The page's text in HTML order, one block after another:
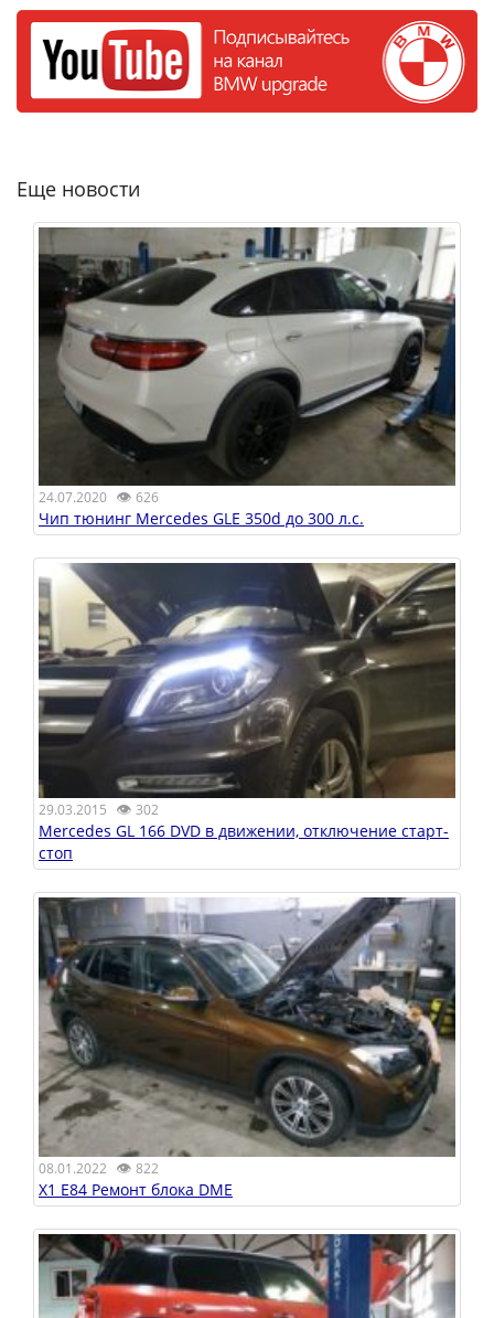
Еще новости
24.07.2020 👁 626
Чип тюнинг Mercedes GLE 350d до 300 л.с.
29.03.2015 👁 302
Mercedes GL 166 DVD в движении, отключение старт-
стоп
08.01.2022 👁 822
X1 E84 Ремонт блока DME